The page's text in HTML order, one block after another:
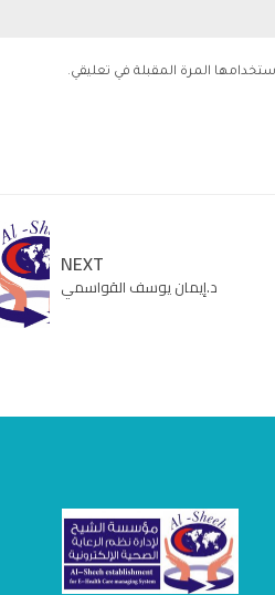
المرة المقبلة في تعليقي.
NEXT
د.إيمان يوسف القواسمي